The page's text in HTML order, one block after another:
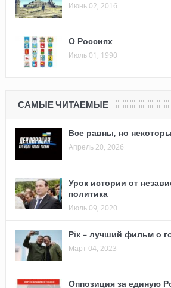
Июнь 02, 2016
О Россиях
Июль 01, 1990
САМЫЕ ЧИТАЕМЫЕ
Все равны, но
Апрель 20, 2026
Урок истории от
политика
Июль 09, 2020
Рiк – лучший фильм о
Март 04, 2023
Оппозиция за единую